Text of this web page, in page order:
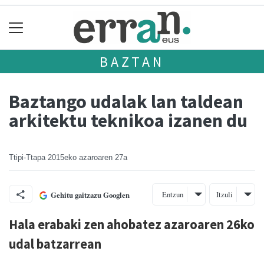
BAZTAN
Baztango udalak lan taldean
arkitektu teknikoa izanen du
Ttipi-Ttapa 2015eko azaroaren 27a
Gehitu gaitzazu Googlen Entzun Itzuli
Hala erabaki zen ahobatez azaroaren 26ko
udal batzarrean